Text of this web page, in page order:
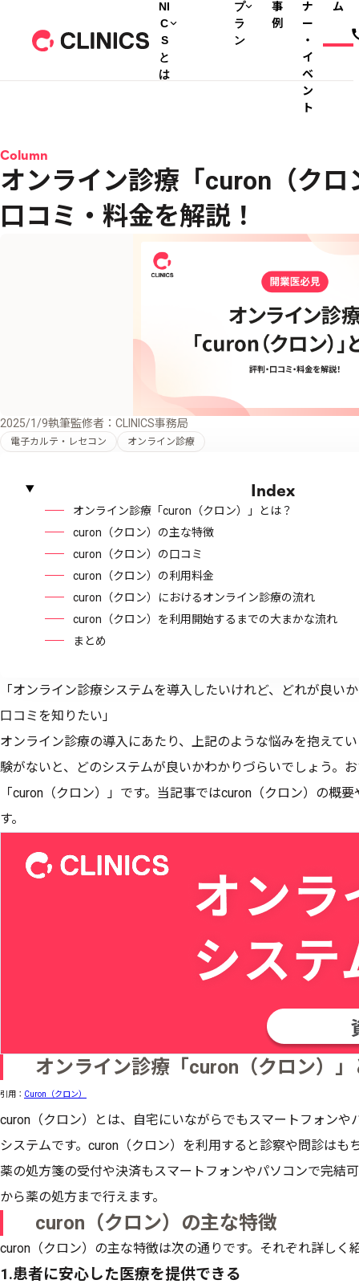
NI
C
S
と
は
プ
ラ
ン
事
例
ナ
ー
・
イ
ベ
ン
ト
ム
Column
オンライン診療「curon（ク
口コミ・料金を解説！
2025/1/9執筆監修者：CLINICS事務局
電子カルテ・レセコン オンライン診療
Index
オンライン診療「curon（クロン）」とは？
curon（クロン）の主な特徴
curon（クロン）の口コミ
curon（クロン）の利用料金
curon（クロン）におけるオンライン診療の流れ
curon（クロン）を利用開始するまでの大まかな流れ
まとめ
「オンライン診療システムを導入したいけれど、どれが良い
口コミを知りたい」
オンライン診療の導入にあたり、上記のような悩みを抱えて
験がないと、どのシステムが良いかわかりづらいでしょう。
「curon（クロン）」です。当記事ではcuron（クロン）の概
す。
オンライン診療「curon（クロン）
引用： Curon（クロン）
curon（クロン）とは、自宅にいながらでもスマートフォン
システムです。curon（クロン）を利用すると診察や問診はも
薬の処方箋の受付や決済もスマートフォンやパソコンで完結
から薬の処方まで行えます。
curon（クロン）の主な特徴
curon（クロン）の主な特徴は次の通りです。それぞれ詳しく
1.患者に安心した医療を提供できる